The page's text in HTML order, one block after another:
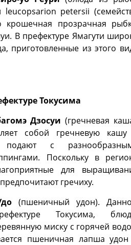
leucopsarion petersii
прозрачная
В префектуре Ямагути
приготовленные из этого
Токусима
Дзосуи (гречневая
собой гречневую
подают с
Поскольку в
для
гречиху.
(пшеничный удон).
Токусима,
миску с горячей
пшеничная лапша